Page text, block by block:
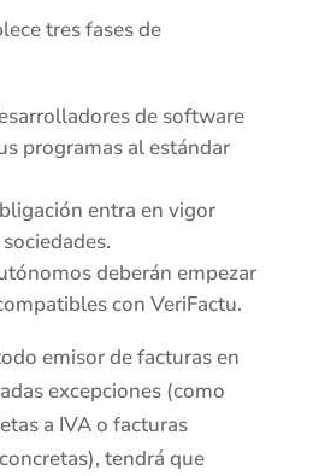
tres fases de
de software
programas al estándar
entra en vigor
deberán empezar
con VeriFactu.
emisor de facturas en
excepciones (como
a IVA o facturas
tendrá que